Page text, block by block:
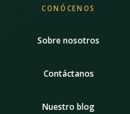
CONÓCENOS
Sobre nosotros
Contáctanos
Nuestro blog